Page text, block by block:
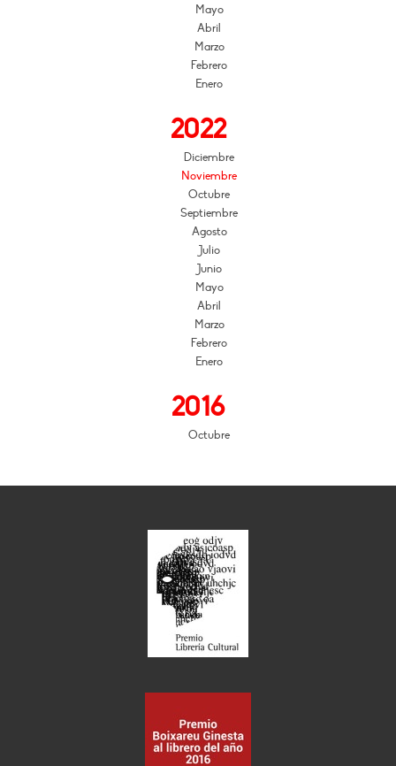
Mayo
Abril
Marzo
Febrero
Enero
2022
Diciembre
Noviembre
Octubre
Septiembre
Agosto
Julio
Junio
Mayo
Abril
Marzo
Febrero
Enero
2016
Octubre